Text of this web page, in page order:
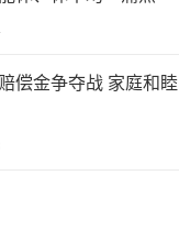
偿金争夺战 家庭和睦